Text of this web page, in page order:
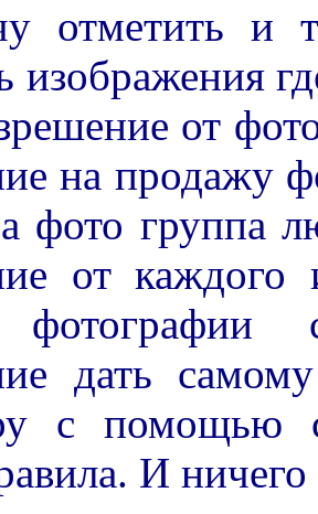
и
изображения
от
на продажу
фото группа
от
дать
с
И